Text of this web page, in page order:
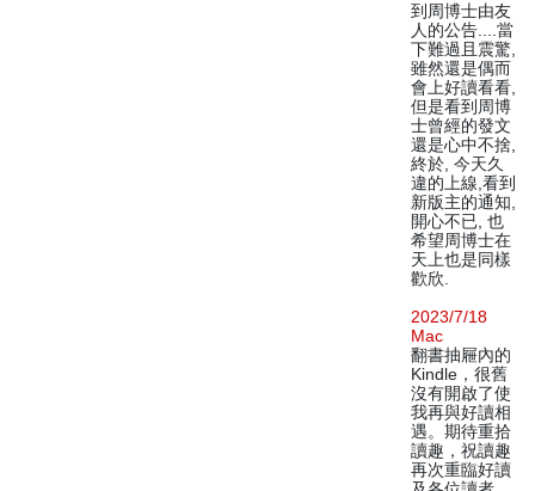
到周博士由友
人的公告....當
下難過且震驚,
雖然還是偶而
會上好讀看看,
但是看到周博
士曾經的發文
還是心中不捨,
終於, 今天久
違的上線,看到
新版主的通知,
開心不已, 也
希望周博士在
天上也是同樣
歡欣.
2023/7/18
Mac
翻書抽屜內的
Kindle，很舊
沒有開啟了使
我再與好讀相
遇。期待重拾
讀趣，祝讀趣
再次重臨好讀